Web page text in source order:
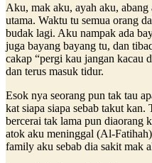
Aku, mak aku, ayah aku,
utama. Waktu tu semua orang
budak lagi. Aku nampak ada
juga bayang bayang tu, dan
cakap “pergi kau jangan kacau
dan terus masuk tidur.
Esok nya seorang pun tak tau
kat siapa siapa sebab takut
bercerai tak lama pun diaorang
atok aku meninggal (Al-
family aku sebab dia sakit mak